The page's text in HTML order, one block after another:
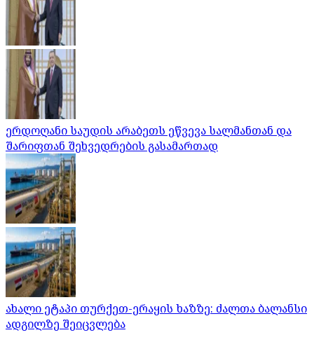
ერდოღანი საუდის არაბეთს ეწვევა სალმანთან და
შარიფთან შეხვედრების გასამართად
ახალი ეტაპი თურქეთ-ერაყის ხაზზე: ძალთა ბალანსი
ადგილზე შეიცვლება